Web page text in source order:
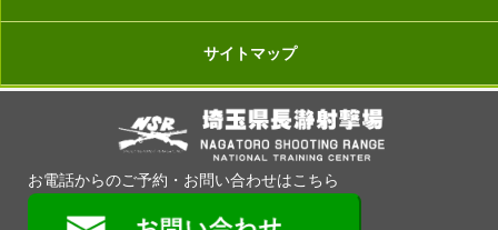
サイトマップ
お電話からのご予約・お問い合わせはこちら